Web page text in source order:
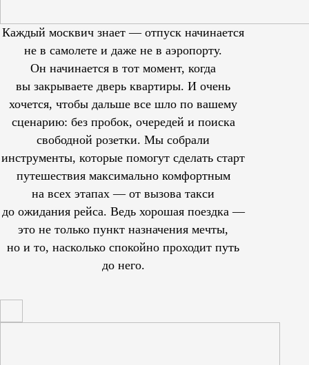
Каждый москвич знает — отпуск начинается
не в самолете и даже не в аэропорту.
Он начинается в тот момент, когда
вы закрываете дверь квартиры. И очень
хочется, чтобы дальше все шло по вашему
сценарию: без пробок, очередей и поиска
свободной розетки. Мы собрали
инструменты, которые помогут сделать старт
путешествия максимально комфортным
на всех этапах — от вызова такси
до ожидания рейса. Ведь хорошая поездка —
это не только пункт назначения мечты,
но и то, насколько спокойно проходит путь
до него.